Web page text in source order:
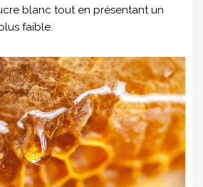
blanc tout en présentant un
faible.